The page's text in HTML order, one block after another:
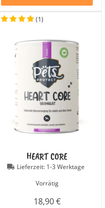
(1)
HEART CORE
Lieferzeit: 1-3 Werktage
Vorrätig
18,90€